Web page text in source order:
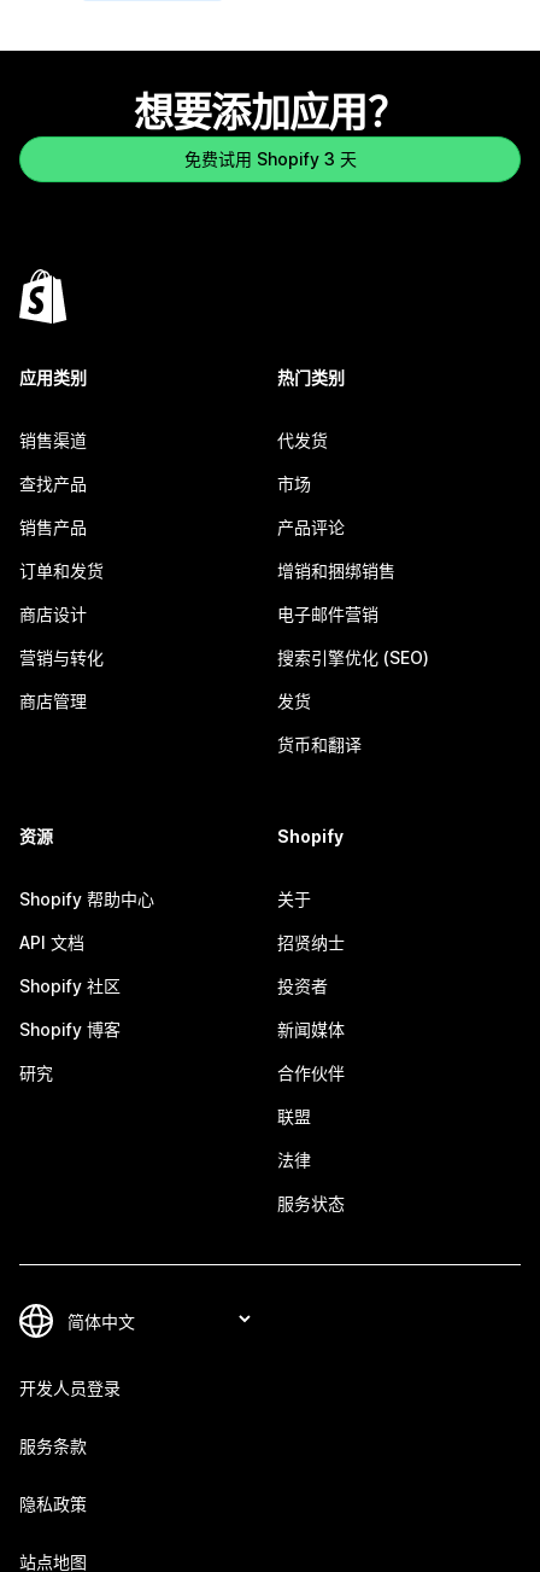
想要添加应用？
免费试用 Shopify 3 天
应用类别
销售渠道
查找产品
销售产品
订单和发货
商店设计
营销与转化
商店管理
热门类别
代发货
市场
产品评论
增销和捆绑销售
电子邮件营销
搜索引擎优化 (SEO)
发货
货币和翻译
资源
Shopify 帮助中心
API 文档
Shopify 社区
Shopify 博客
研究
Shopify
关于
招贤纳士
投资者
新闻媒体
合作伙伴
联盟
法律
服务状态
开发人员登录
服务条款
隐私政策
站点地图